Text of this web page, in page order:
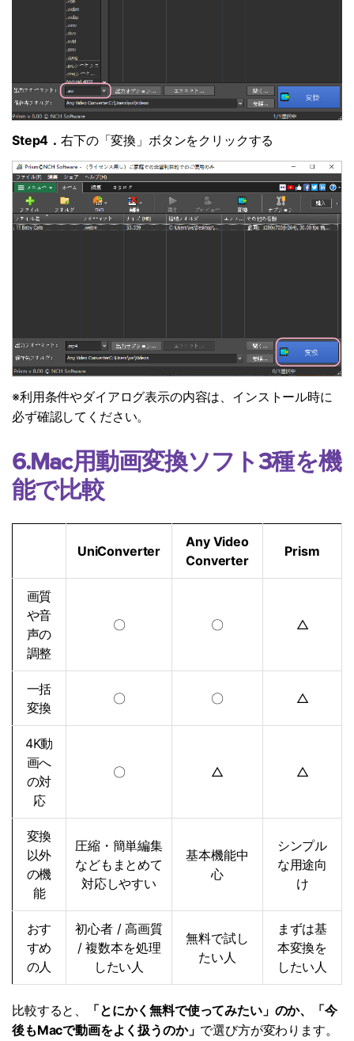
Step4．右下の「変換」ボタンをクリックする
※利用条件やダイアログ表示の内容は、インストール時に
必ず確認してください。
6.Mac用動画変換ソフト3種を機
能で比較
UniConverter
Any Video
Converter
Prism
画質
や音
声の
調整
〇 〇 △
一括
変換
〇 〇 △
4K動
画へ
の対
応
〇 △ △
変換
以外
の機
能
圧縮・簡単編集
などもまとめて
対応しやすい
基本機能中
心
シンプル
な用途向
け
おす
すめ
の人
初心者 / 高画質
/ 複数本を処理
したい人
無料で試し
たい人
まずは基
本変換を
したい人
比較すると、
「とにかく無料で使ってみたい」のか、「今
後もMacで動画をよく扱うのか」 で選び方が変わります。